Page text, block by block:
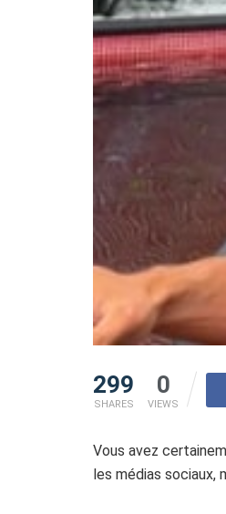
299
SHARES
0
VIEWS
Vous avez
les médias sociaux,